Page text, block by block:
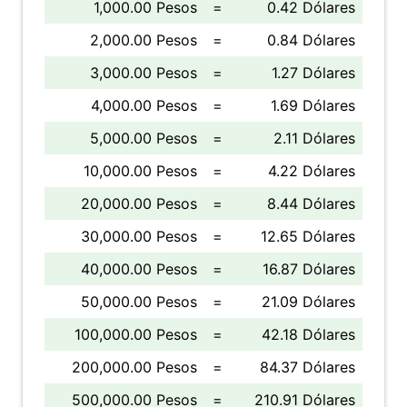
1,000.00 Pesos =
0.42 Dólares
2,000.00 Pesos
=
0.84 Dólares
3,000.00 Pesos
=
1.27 Dólares
4,000.00 Pesos
=
1.69 Dólares
5,000.00 Pesos
=
2.11 Dólares
10,000.00 Pesos
=
4.22 Dólares
20,000.00 Pesos
=
8.44 Dólares
30,000.00 Pesos
=
12.65 Dólares
40,000.00 Pesos
=
16.87 Dólares
50,000.00 Pesos
=
21.09 Dólares
100,000.00 Pesos
=
42.18 Dólares
200,000.00 Pesos
=
84.37 Dólares
500,000.00 Pesos
= 210.91 Dólares